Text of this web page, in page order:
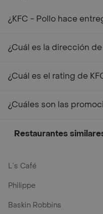
¿KFC - Pollo hace
¿Cuál es la dirección
¿Cuál es el rating de
¿Cuáles son las
Restaurantes
L´s Café
Philippe
Baskin Robbins